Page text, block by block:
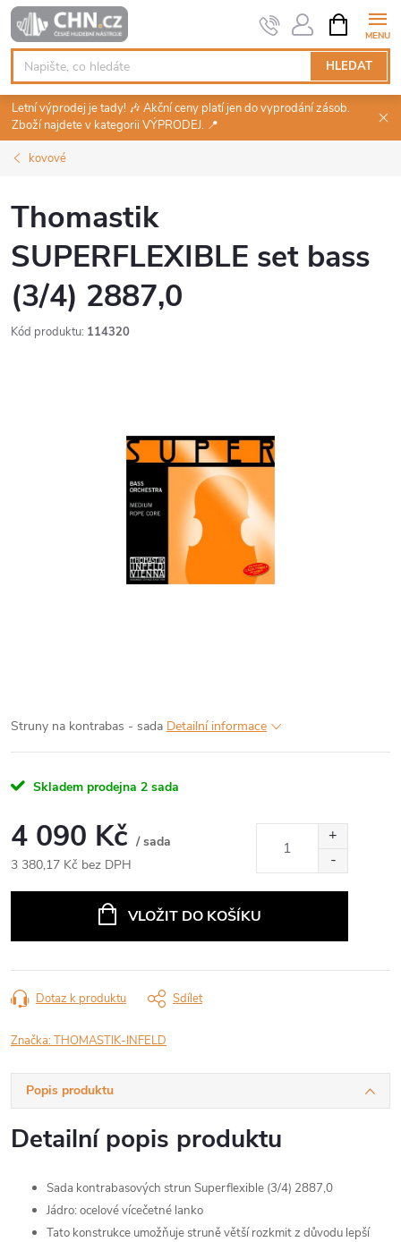
Přejít
na
obsah
HLEDAT
NÁKUPNÍ
KOŠÍK
Letní výprodej je tady! 🎶 Akční ceny platí jen do vyprodání zásob.
Zboží najdete v kategorii VÝPRODEJ. 📍
kovové
Thomastik
SUPERFLEXIBLE set bass
(3/4) 2887,0
Kód produktu: 114320
Struny na kontrabas - sada Detailní informace
Skladem prodejna 2 sada
4 090 Kč / sada
3 380,17 Kč bez DPH
VLOŽIT DO KOŠÍKU
Dotaz k produktu Sdílet
Značka:THOMASTIK-INFELD
Popis produktu
Detailní popis produktu
Sada kontrabasových strun Superflexible (3/4) 2887,0
Jádro: ocelové vícečetné lanko
Tato konstrukce umožňuje struně větší rozkmit z důvodu lepší